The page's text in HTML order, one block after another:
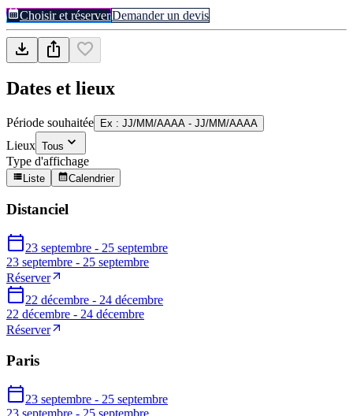
Choisir et réserverDemander un devis
Dates et lieux
Période souhaitée Ex : JJ/MM/AAAA - JJ/MM/AAAA
Lieux Tous
Type d'affichage
Liste Calendrier
Distanciel
23 septembre - 25 septembre
23 septembre - 25 septembre
Réserver
22 décembre - 24 décembre
22 décembre - 24 décembre
Réserver
Paris
23 septembre - 25 septembre
23 septembre - 25 septembre